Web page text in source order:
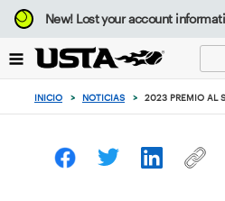
Enfoque
desde
botón
volver
principio
New!Lost your account
INICIO > NOTICIAS > 2023 PREMIO AL